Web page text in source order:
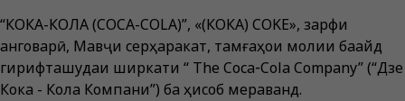
“КОКА-КОЛА (COCA-COLA)”, «(КОКА) COKE», зарфи
анговарӣ, Мавҷи серҳаракат, тамғаҳои молии бақайд
гирифташудаи ширкати “ The Coca‑Cola Company” (“Дзе
Кока - Кола Компани”) ба ҳисоб мераванд.